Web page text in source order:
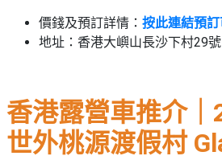
價錢及預訂詳情： 按此連結預
地址：香港大嶼山長沙下村29
香港露營車推介｜
世外桃源渡假村